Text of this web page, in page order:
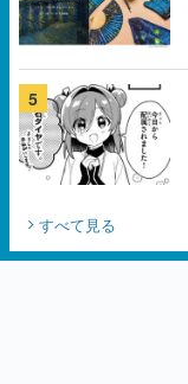
5
すべて見る